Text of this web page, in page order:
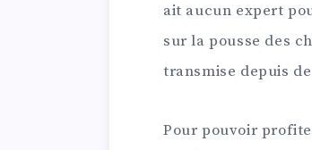
ait aucun expert
sur la pousse des
transmise depuis
Pour pouvoir